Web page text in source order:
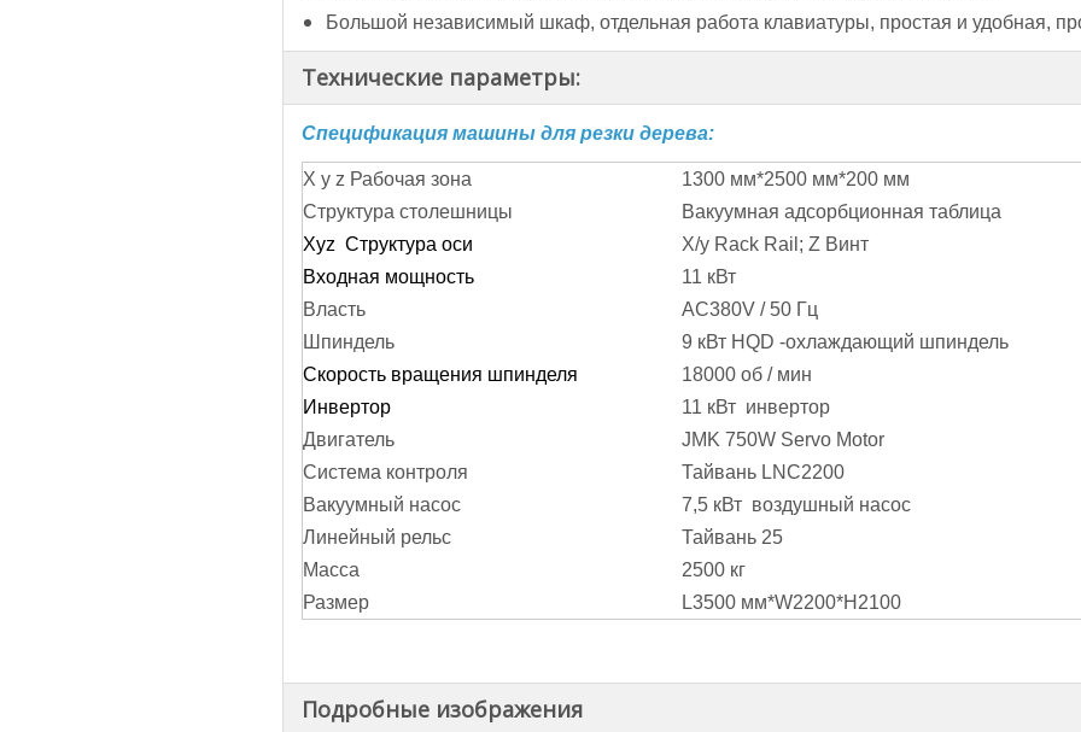
Большой независимый шкаф, отдельная работа клавиатуры, простая и удобная,
Технические параметры:
Спецификация машины для резки дерева:
X y z Рабочая зона
1300 мм*2500 мм*200 мм
Структура столешницы
Вакуумная адсорбционная таблица
Xyz Структура оси
X/y Rack Rail; Z Винт
Входная мощность
11 кВт
Власть
AC380V / 50 Гц
Шпиндель
9 кВт HQD -охлаждающий шпиндель
Скорость вращения шпинделя
18000 об / мин
Инвертор
11 кВт инвертор
Двигатель
JMK 750W Servo Motor
Система контроля
Тайвань LNC2200
Вакуумный насос
7,5 кВт воздушный насос
Линейный рельс
Тайвань 25
Масса
2500 кг
Размер
L3500 мм*W2200*H2100
Подробные изображения